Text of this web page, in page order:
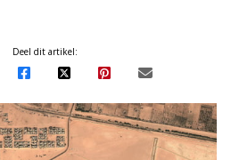
Deel dit artikel: